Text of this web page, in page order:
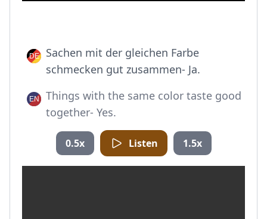
Sachen mit der gleichen Farbe
schmecken gut zusammen- Ja.
Things with the same color taste good
together- Yes.
0.5x Listen 1.5x